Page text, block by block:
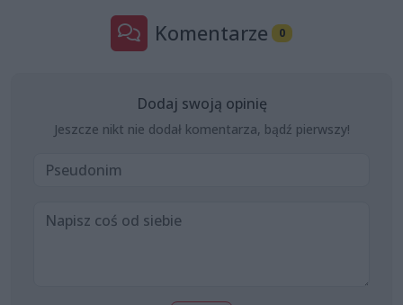
Komentarze 0
Dodaj swoją opinię
Jeszcze nikt nie dodał komentarza, bądź pierwszy!